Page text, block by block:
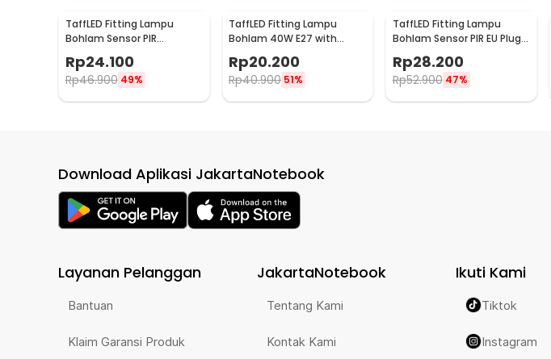
TaffLED Fitting Lampu
Bohlam Sensor PIR
- SP-200
Rp24.100
Rp46.900 49%
TaffLED Fitting Lampu
Bohlam 40W E27 with
Rp20.200
Rp40.900 51%
TaffLED Fitting Lampu
Bohlam Sensor PIR EU Plug
40W E27 - SP-400
Rp28.200
Rp52.900 47%
Download Aplikasi JakartaNotebook
Layanan Pelanggan
Bantuan
Klaim Garansi Produk
JakartaNotebook
Tentang Kami
Kontak Kami
Ikuti Kami
Tiktok
Instagram